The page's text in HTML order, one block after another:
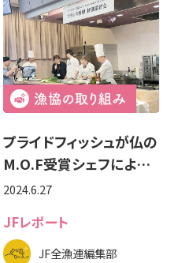
プライドフィッシュが仏の
M.O.F受賞シェフによ…
2024.6.27
JFレポート
JF全漁連編集部